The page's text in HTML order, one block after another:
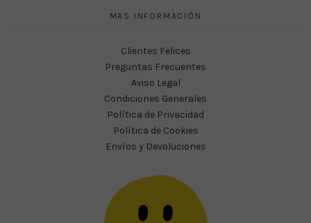
MAS INFORMACIÓN
Clientes Felices
Preguntas Frecuentes
Aviso Legal
Condiciones Generales
Política de Privacidad
Política de Cookies
Envíos y Devoluciones